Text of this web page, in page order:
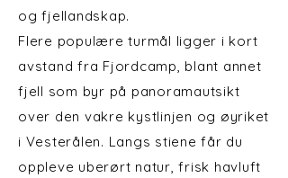
og fjellandskap.
Flere populære turmål ligger i kort
avstand fra Fjordcamp, blant annet
fjell som byr på panoramautsikt
over den vakre kystlinjen og øyriket
i Vesterålen. Langs stiene får du
oppleve uberørt natur, frisk havluft